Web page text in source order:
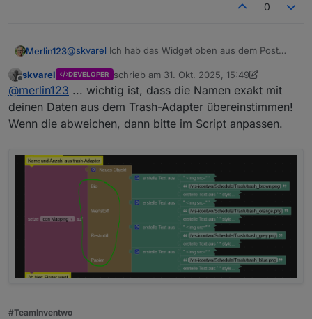
0
Merlin123@skvarel Ich hab das Widget oben aus dem Post
Ich denke, das ist irgendwas mit den Pfaden.
Wenn ich in einem Image-Widget das Bild auswähle
sieht das so aus:
Wenn ich euer Widget nehme (also neu in die View
ziehe), dann Inhaltstyp Bild auswähle, dann über die
Auswahl das Icon auswähle sieht es so aus:
Das wird also da auch nicht dargestellt.
Vermutlich aus dem gleichen Grund klappt es mit
dem Script auch nicht.
Offline
skvarel DEVELOPER schrieb am 31. Okt. 2025, 15:49
zuletzt editiert von skvarel
@merlin123 ... wichtig ist, dass die Namen exakt mit
deinen Daten aus dem Trash-Adapter übereinstimmen!
Wenn die abweichen, dann bitte im Script anpassen.
#TeamInventwo